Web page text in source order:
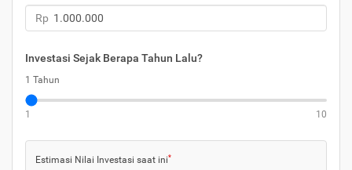
Rp
Investasi Sejak Berapa Tahun Lalu?
1 Tahun
1 10
Estimasi Nilai Investasi saat ini*